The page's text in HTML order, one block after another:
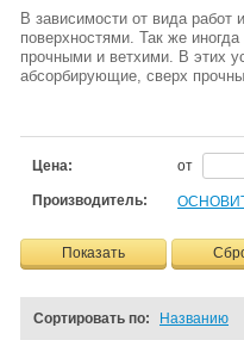
В зависимости от вида работ
поверхностями. Так же
прочными и ветхими. В этих
абсорбирующие, сверх
Цена: от
Производитель:
Показать
Сортировать по: Названию